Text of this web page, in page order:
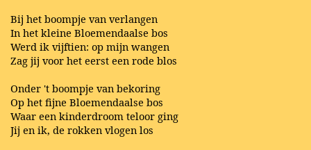
Bij het boompje van verlangen
In het kleine Bloemendaalse bos
Werd ik vijftien: op mijn wangen
Zag jij voor het eerst een rode blos
Onder 't boompje van bekoring
Op het fijne Bloemendaalse bos
Waar een kinderdroom teloor ging
Jij en ik, de rokken vlogen los